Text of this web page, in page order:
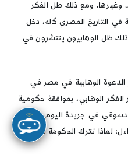
وغيرها، ومع ذلك ظل الفكر
في التاريخ المصري كله، دخل
ظل الوهابيون ينتشرون في
الدعوة الوهابية في مصر في
الفكر الوهابي، بموافقة حكومية
في جريدة اليوم السابع
لماذا تترك الحكومة المساجد